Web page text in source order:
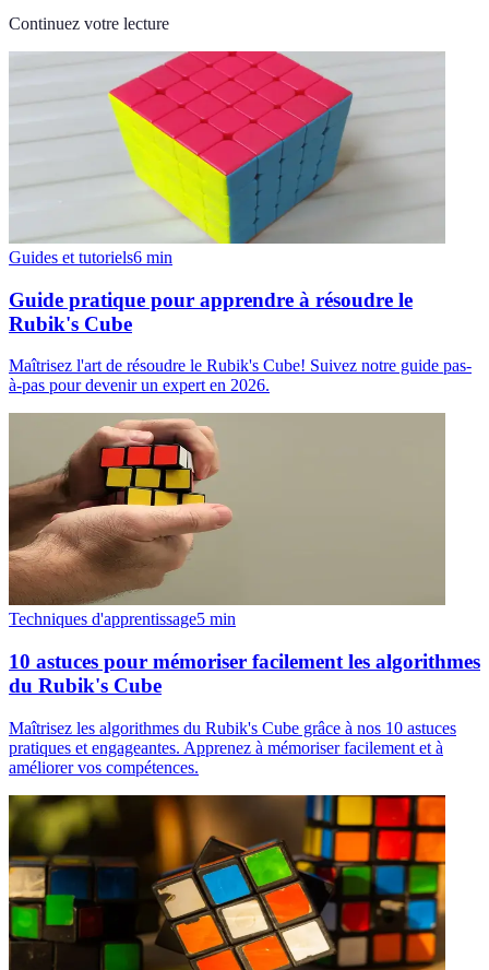
Continuez votre lecture
Guides et tutoriels6 min
Guide pratique pour apprendre à résoudre le
Rubik's Cube
Maîtrisez l'art de résoudre le Rubik's Cube! Suivez notre guide pas-
à-pas pour devenir un expert en 2026.
Techniques d'apprentissage5 min
10 astuces pour mémoriser facilement les algorithmes
du Rubik's Cube
Maîtrisez les algorithmes du Rubik's Cube grâce à nos 10 astuces
pratiques et engageantes. Apprenez à mémoriser facilement et à
améliorer vos compétences.